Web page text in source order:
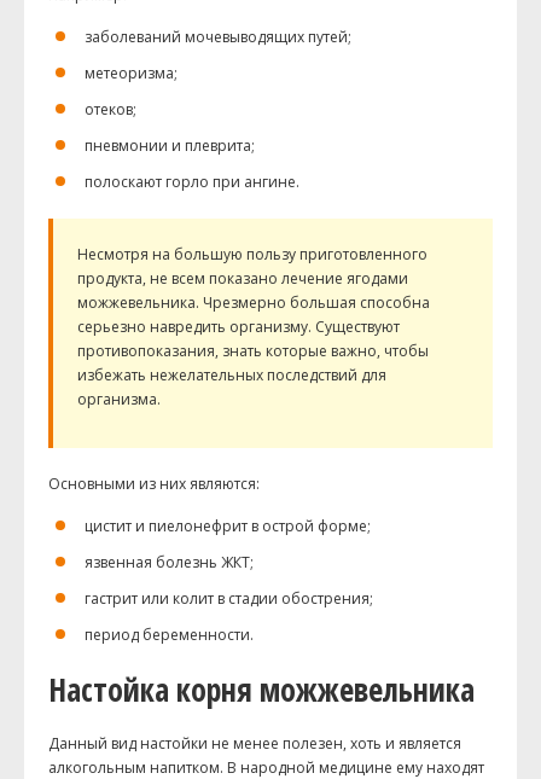
заболеваний мочевыводящих путей;
метеоризма;
отеков;
пневмонии и плеврита;
полоскают горло при ангине.
Несмотря на большую пользу приготовленного
продукта, не всем показано лечение ягодами
можжевельника. Чрезмерно большая способна
серьезно навредить организму. Существуют
противопоказания, знать которые важно, чтобы
избежать нежелательных последствий для
организма.
Основными из них являются:
цистит и пиелонефрит в острой форме;
язвенная болезнь ЖКТ;
гастрит или колит в стадии обострения;
период беременности.
Настойка корня можжевельника
Данный вид настойки не менее полезен, хоть и является
алкогольным напитком. В народной медицине ему находят